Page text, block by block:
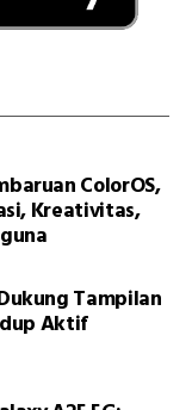
ColorOS,
Kreativitas,
Tampilan
Aktif